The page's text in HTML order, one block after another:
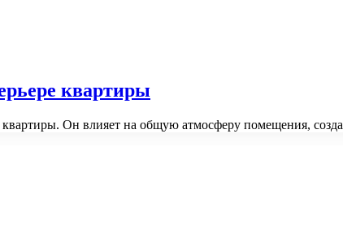
квартиры
Он влияет на общую атмосферу помещения,